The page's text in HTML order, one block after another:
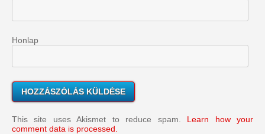
Honlap
This site uses Akismet to reduce spam. Learn how your
comment data is processed.